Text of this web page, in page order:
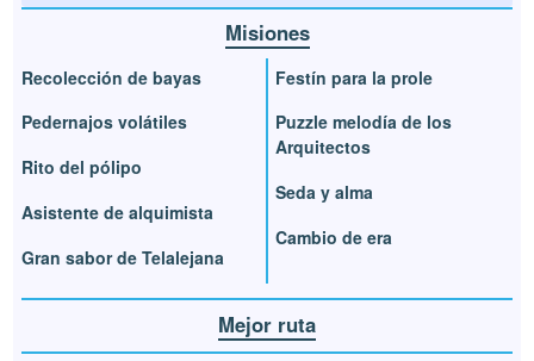
Misiones
Recolección de bayas
Pedernajos volátiles
Rito del pólipo
Asistente de alquimista
Gran sabor de Telalejana
Festín para la prole
Puzzle melodía de los
Arquitectos
Seda y alma
Cambio de era
Mejor ruta